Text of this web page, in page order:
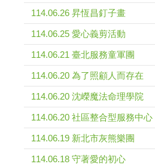
114.06.26 昇恆昌釘子畫
114.06.25 愛心義剪活動
114.06.21 臺北服務童軍團
114.06.20 為了照顧人而存在
114.06.20 沈嶸魔法命理學院
114.06.20 社區整合型服務中心
114.06.19 新北市灰熊樂團
114.06.18 守著愛的初心